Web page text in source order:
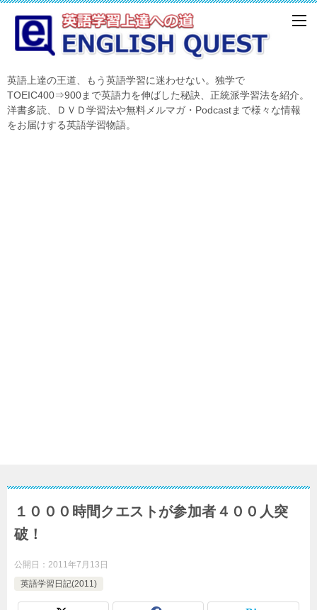
英語上達の王道、もう英語学習に迷わせない。独学で
TOEIC400⇒900まで英語力を伸ばした秘訣、正統派学習法を紹介。
洋書多読、ＤＶＤ学習法や無料メルマガ・Podcastまで様々な情報
をお届けする英語学習物語。
１０００時間クエストが参加者４００人突
破！
公開日： 2011年7月13日
英語学習日記(2011)